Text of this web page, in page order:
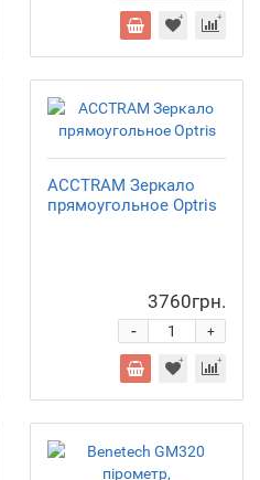
ACCTRAM Зеркало
прямоугольное Optris
3760грн.
+
-